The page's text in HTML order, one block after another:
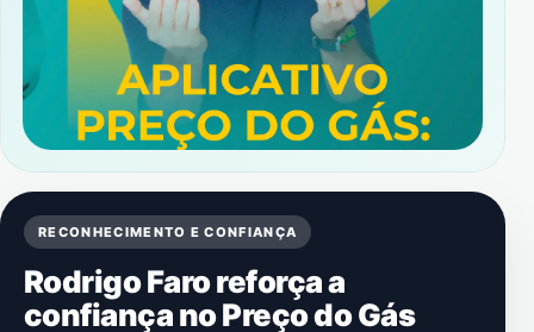
RECONHECIMENTO E CONFIANÇA
Rodrigo Faro reforça a
confiança no Preço do Gás